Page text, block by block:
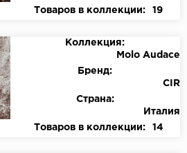
Товаров в коллекции:
19
Коллекция:
Molo Audace
Бренд:
CIR
Страна:
Италия
Товаров в коллекции:
14